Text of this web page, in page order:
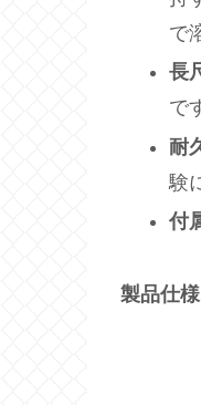
で
長
で
耐
験
付
製品仕様